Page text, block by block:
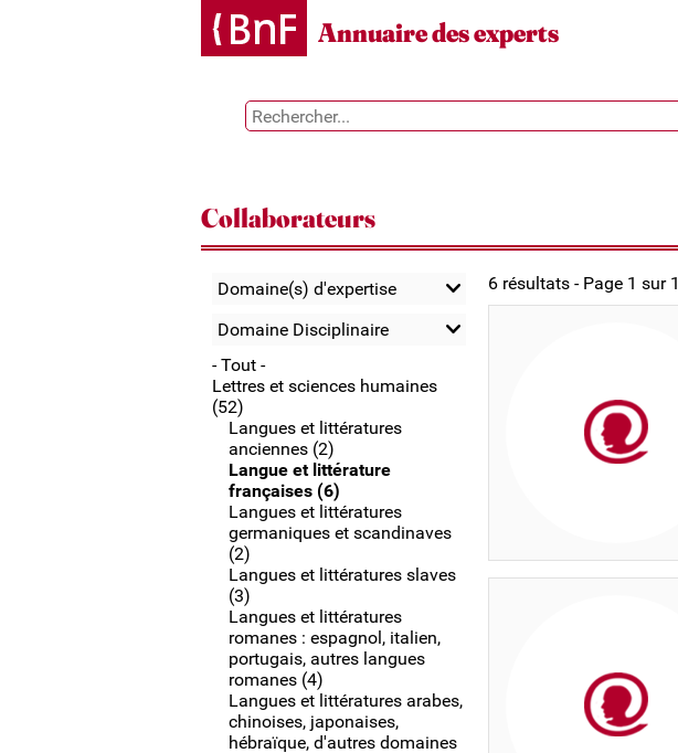
Annuaire des experts
Collaborateurs
Domaine(s) d'expertise
Domaine Disciplinaire
- Tout -
Lettres et sciences humaines
(52)
Langues et littératures
anciennes (2)
Langue et littérature
françaises (6)
Langues et littératures
germaniques et scandinaves
(2)
Langues et littératures slaves
(3)
Langues et littératures
romanes : espagnol, italien,
portugais, autres langues
romanes (4)
Langues et littératures arabes,
chinoises, japonaises,
hébraïque, d'autres domaines
6 résultats - Page 1 sur 1